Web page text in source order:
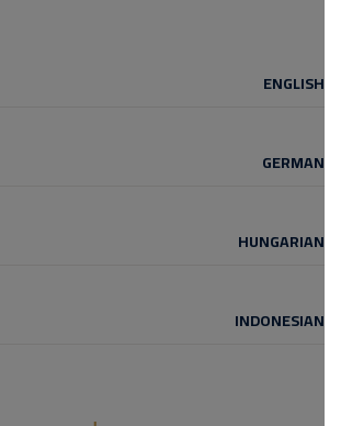
ENGLISH
GERMAN
HUNGARIAN
INDONESIAN